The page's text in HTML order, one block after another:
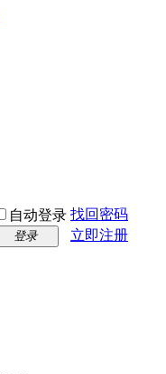
自动登录 找回密码
登录 立即注册